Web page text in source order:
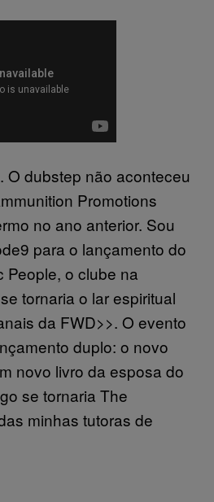
O dubstep não aconteceu
Promotions
no ano anterior. Sou
para o lançamento do
People, o clube na
tornaria o lar espiritual
da FWD>>. O evento
duplo: o novo
novo livro da esposa do
se tornaria The
minhas tutoras de